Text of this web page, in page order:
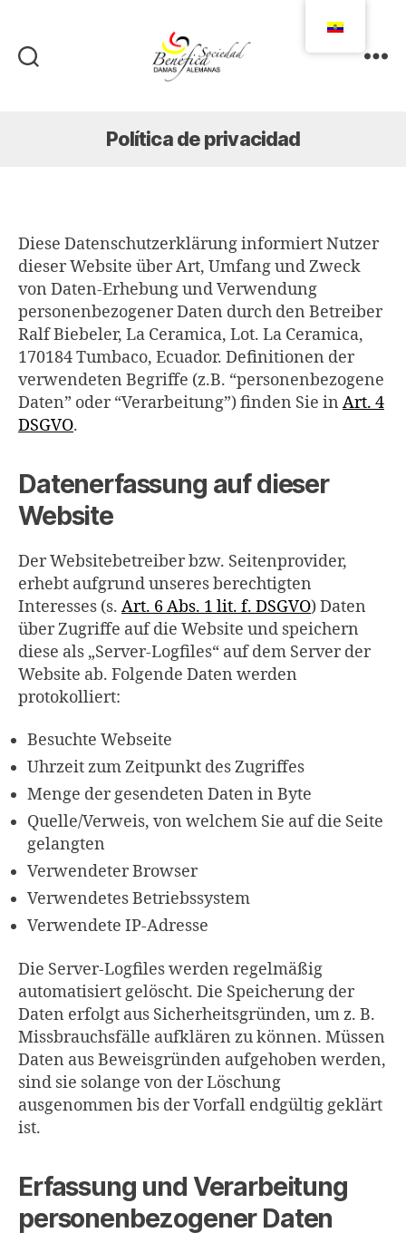
Ecuador
Política de privacidad
Diese Datenschutzerklärung informiert Nutzer
dieser Website über Art, Umfang und Zweck
von Daten-Erhebung und Verwendung
personenbezogener Daten durch den Betreiber
Ralf Biebeler, La Ceramica, Lot. La Ceramica,
170184 Tumbaco, Ecuador. Definitionen der
verwendeten Begriffe (z.B. “personenbezogene
Daten” oder “Verarbeitung”) finden Sie in Art. 4
DSGVO.
Datenerfassung auf dieser
Website
Der Websitebetreiber bzw. Seitenprovider,
erhebt aufgrund unseres berechtigten
Interesses (s. Art. 6 Abs. 1 lit. f. DSGVO) Daten
über Zugriffe auf die Website und speichern
diese als „Server-Logfiles“ auf dem Server der
Website ab. Folgende Daten werden
protokolliert:
Besuchte Webseite
Uhrzeit zum Zeitpunkt des Zugriffes
Menge der gesendeten Daten in Byte
Quelle/Verweis, von welchem Sie auf die Seite
gelangten
Verwendeter Browser
Verwendetes Betriebssystem
Verwendete IP-Adresse
Die Server-Logfiles werden regelmäßig
automatisiert gelöscht. Die Speicherung der
Daten erfolgt aus Sicherheitsgründen, um z. B.
Missbrauchsfälle aufklären zu können. Müssen
Daten aus Beweisgründen aufgehoben werden,
sind sie solange von der Löschung
ausgenommen bis der Vorfall endgültig geklärt
ist.
Erfassung und Verarbeitung
personenbezogener Daten